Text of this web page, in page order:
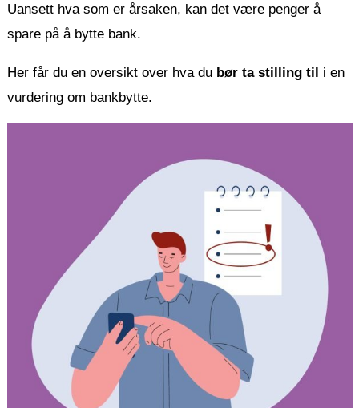
Uansett hva som er årsaken, kan det være penger å
spare på å bytte bank.
Her får du en oversikt over hva du bør ta stilling til i en
vurdering om bankbytte.